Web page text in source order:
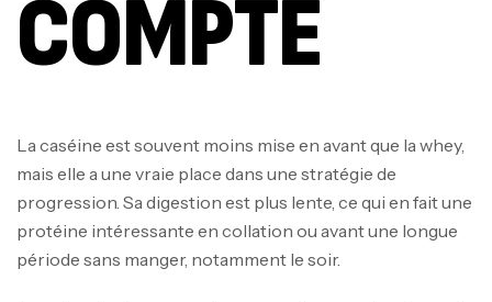
COMPTE
La caséine est souvent moins mise en avant que la whey,
mais elle a une vraie place dans une stratégie de
progression. Sa digestion est plus lente, ce qui en fait une
protéine intéressante en collation ou avant une longue
période sans manger, notamment le soir.